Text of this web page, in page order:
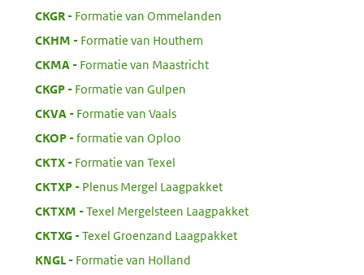
CKGR:
Formatie van Ommelanden
CKHM
Formatie van Houthem
CKMA
Formatie van Maastricht
CKGP:
Formatie van Gulpen
CKVA
Formatie van Vaals
CKOP:
formatie van Oploo
CKTX:
Formatie van Texel
CKTXP:
Plenus Mergel Laagpakket
CKTXM
Texel Mergelsteen Laagpakket
CKTXG:
Texel Groenzand Laagpakket
KNGL
Formatie van Holland